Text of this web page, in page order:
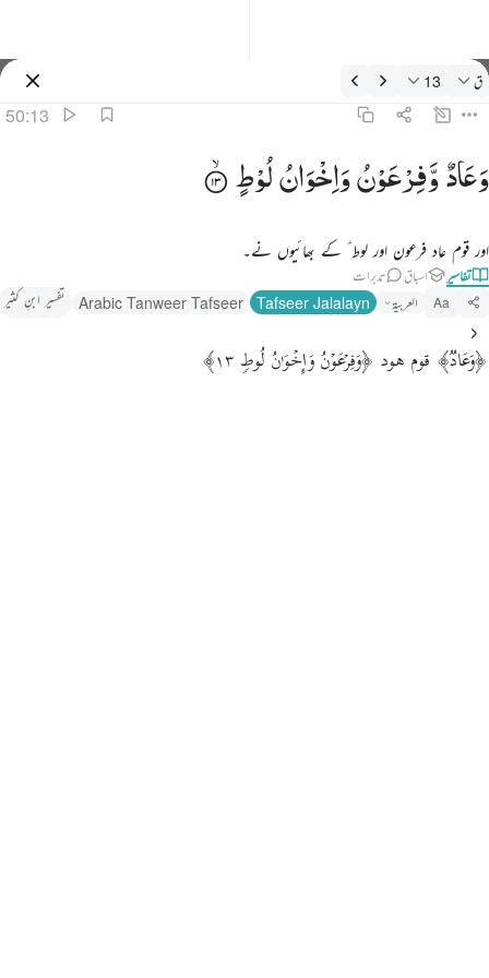
تفسیر: ق 50:13
ق 13
50:13
وَعَادٌۭ وَفِرْعَوْنُ وَإِخْوَٰنُ لُوطٍۢ ١٣
وَعَادٌوَّفِرْعَوْنُوَاِخْوَانُلُوْطٍ
اور قوم عاد فرعون اور لوط ؑ کے بھائیوں نے۔
تفاسیر اسباق تدبرات
Aa العربية Tafseer Jalalayn
Arabic Tanweer Tafseer تفسیر ابنِ کثیر
﴿وَعَادࣱ﴾ قوم هود ﴿وَفِرۡعَوۡنُ وَإِخۡوَ ٰ⁠نُ لُوطࣲ ١٣﴾